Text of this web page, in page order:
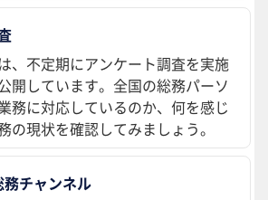
、不定期にアンケート調査を実施
開しています。全国の総務パーソ
務に対応しているのか、何を感じ
の現状を確認してみましょう。
チャンネル